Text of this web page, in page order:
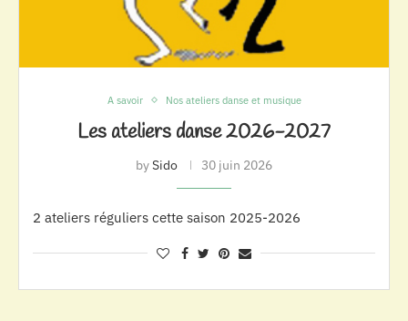
A savoir Nos ateliers danse et musique
Les ateliers danse 2026-2027
bySido 30 juin 2026
2 ateliers réguliers cette saison 2025-2026